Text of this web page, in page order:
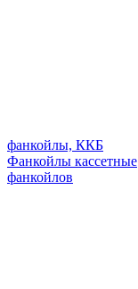
фанкойлы, ККБ
Фанкойлы кассетные
фанкойлов